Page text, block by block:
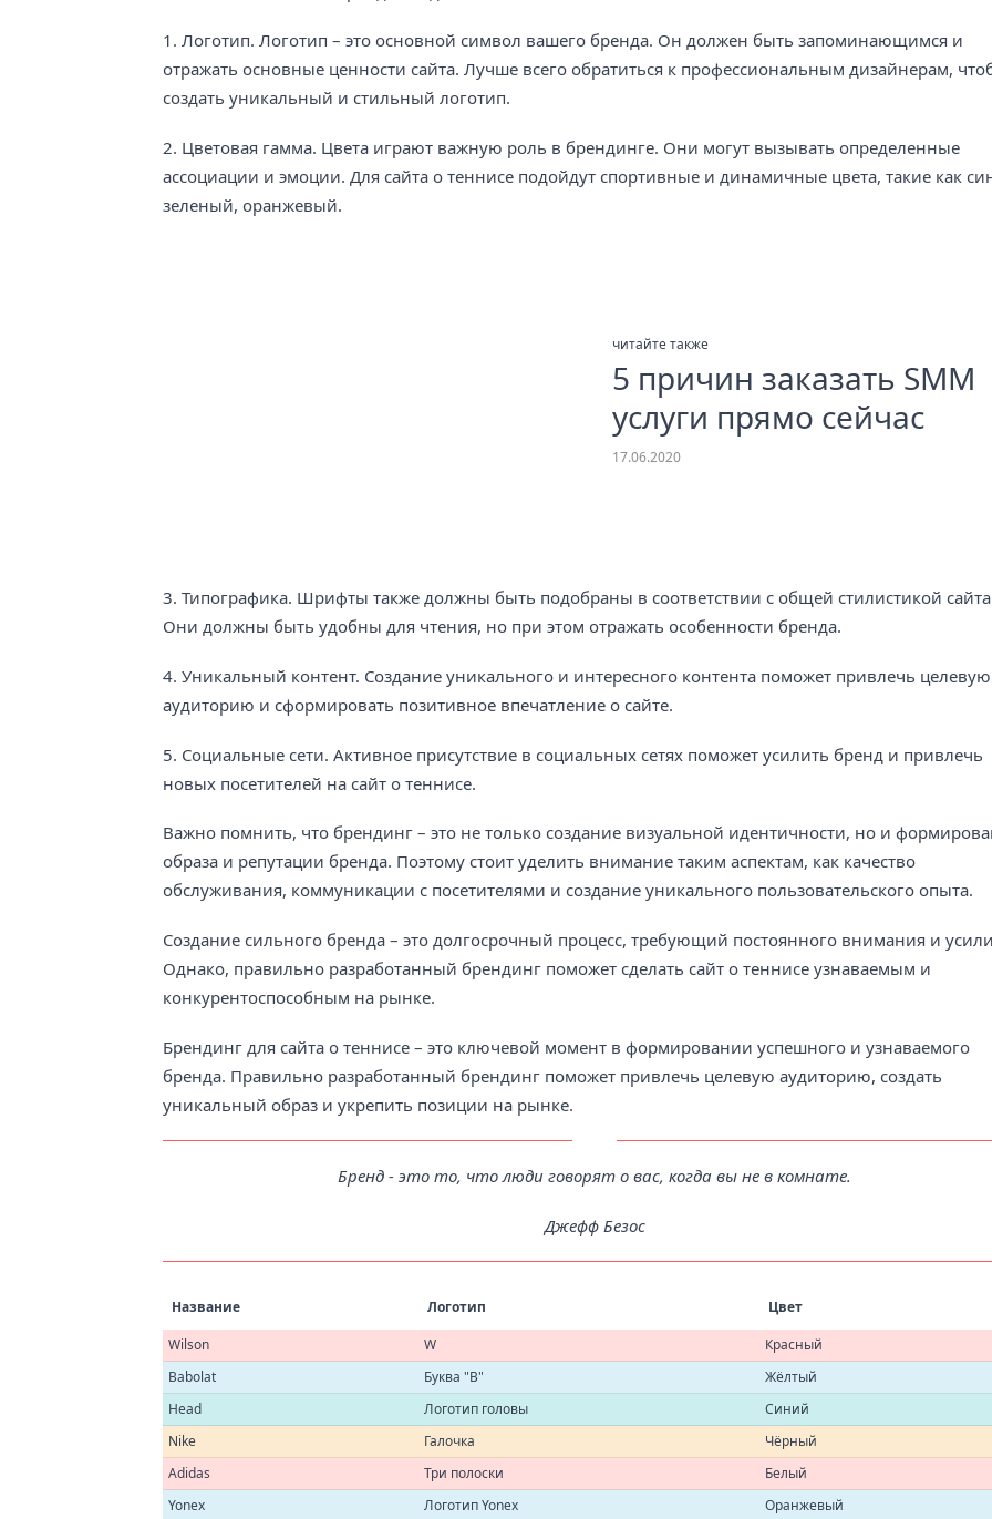
1. Логотип. Логотип – это основной символ вашего бренда. Он должен быть запоминающимся и
отражать основные ценности сайта. Лучше всего обратиться к профессиональным дизайнерам,
создать уникальный и стильный логотип.
2. Цветовая гамма. Цвета играют важную роль в брендинге. Они могут вызывать определенные
ассоциации и эмоции. Для сайта о теннисе подойдут спортивные и динамичные цвета, такие как
зеленый, оранжевый.
читайте также
5 причин заказать SMM
услуги прямо сейчас
17.06.2020
3. Типографика. Шрифты также должны быть подобраны в соответствии с общей стилистикой
Они должны быть удобны для чтения, но при этом отражать особенности бренда.
4. Уникальный контент. Создание уникального и интересного контента поможет привлечь целевую
аудиторию и сформировать позитивное впечатление о сайте.
5. Социальные сети. Активное присутствие в социальных сетях поможет усилить бренд и привлечь
новых посетителей на сайт о теннисе.
Важно помнить, что брендинг – это не только создание визуальной идентичности, но и
образа и репутации бренда. Поэтому стоит уделить внимание таким аспектам, как качество
обслуживания, коммуникации с посетителями и создание уникального пользовательского опыта.
Создание сильного бренда – это долгосрочный процесс, требующий постоянного внимания и
Однако, правильно разработанный брендинг поможет сделать сайт о теннисе узнаваемым и
конкурентоспособным на рынке.
Брендинг для сайта о теннисе – это ключевой момент в формировании успешного и узнаваемого
бренда. Правильно разработанный брендинг поможет привлечь целевую аудиторию, создать
уникальный образ и укрепить позиции на рынке.
Бренд - это то, что люди говорят о вас, когда вы не в комнате.
Джефф Безос
Название Логотип
Цвет
Wilson
W
Красный
Babolat
Буква "В"
Жёлтый
Head
Логотип головы
Синий
Nike
Галочка
Чёрный
Adidas
Три полоски
Белый
Yonex
Логотип Yonex Оранжевый